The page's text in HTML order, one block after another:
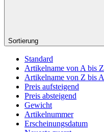
Sortierung
Standard
Artikelname von A bis Z
Artikelname von Z bis A
Preis aufsteigend
Preis absteigend
Gewicht
Artikelnummer
Erscheinungsdatum